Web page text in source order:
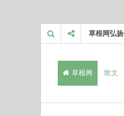
Skip
to
content
草根网弘
草根网 散文